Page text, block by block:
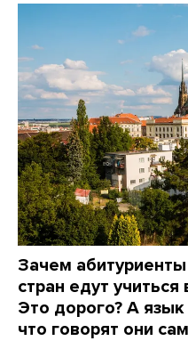
Зачем абитуриенты
стран едут
Это дорого? А
что говорят они